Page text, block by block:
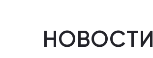
НОВОСТИ